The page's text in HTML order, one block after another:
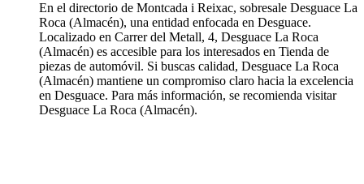
En el directorio de Montcada i Reixac, sobresale Desguace La
Roca (Almacén), una entidad enfocada en Desguace.
Localizado en Carrer del Metall, 4, Desguace La Roca
(Almacén) es accesible para los interesados en Tienda de
piezas de automóvil. Si buscas calidad, Desguace La Roca
(Almacén) mantiene un compromiso claro hacia la excelencia
en Desguace. Para más información, se recomienda visitar
Desguace La Roca (Almacén).